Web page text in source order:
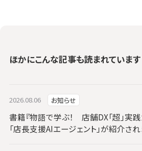
ほかにこんな記事も読まれています
2026.08.06 お知らせ
書籍『物語で学ぶ！ 店舗DX「超」実践
「店長支援AIエージェント」が紹介さ